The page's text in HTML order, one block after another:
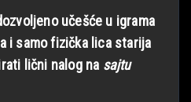
učešće u igrama
i samo fizička lica starija
lični nalog na sajtu